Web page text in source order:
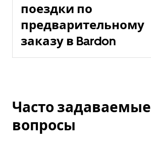
поездки по
предварительному
заказу в Bardon
Часто задаваемые
вопросы